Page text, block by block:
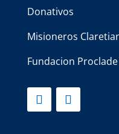
Donativos
Misioneros
Fundacion Proclade